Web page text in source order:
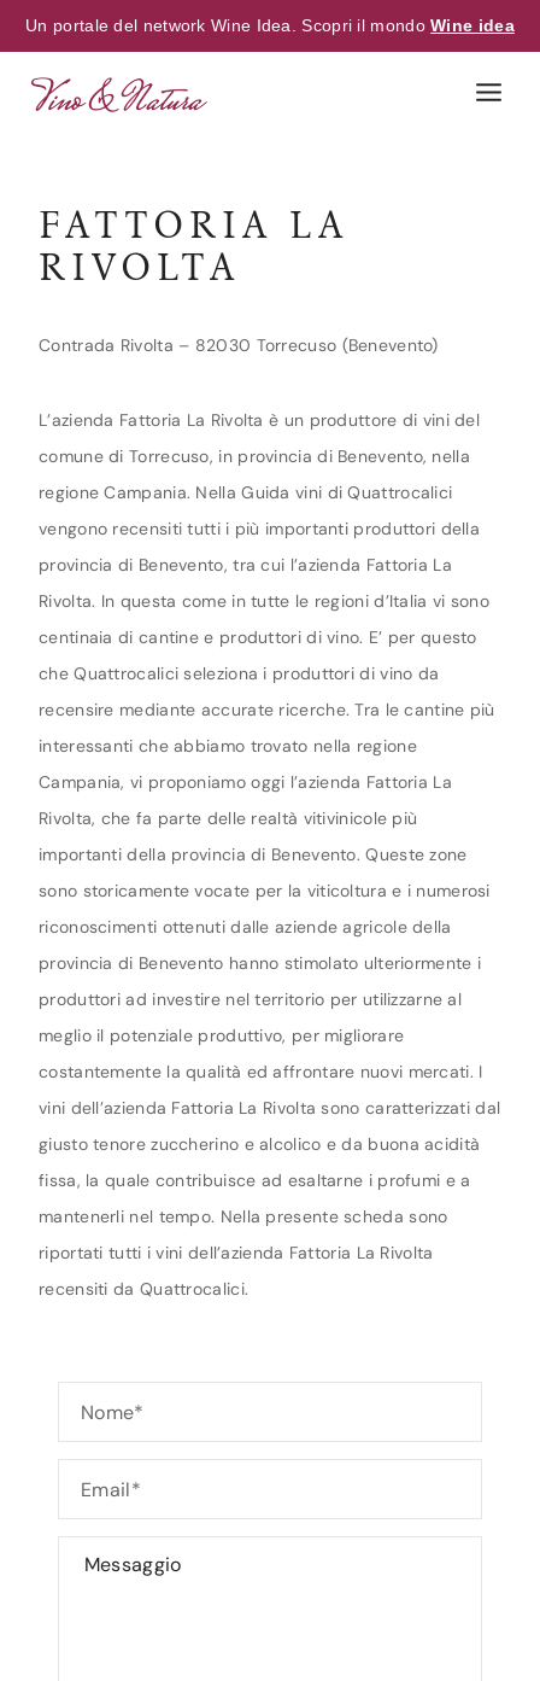
Un portale del network Wine Idea. Scopri il mondoWine idea
FATTORIA LA
RIVOLTA
Contrada Rivolta – 82030 Torrecuso (Benevento)
L’azienda Fattoria La Rivolta è un produttore di vini del
comune di Torrecuso, in provincia di Benevento, nella
regione Campania. Nella Guida vini di Quattrocalici
vengono recensiti tutti i più importanti produttori della
provincia di Benevento, tra cui l’azienda Fattoria La
Rivolta. In questa come in tutte le regioni d’Italia vi sono
centinaia di cantine e produttori di vino. E’ per questo
che Quattrocalici seleziona i produttori di vino da
recensire mediante accurate ricerche. Tra le cantine più
interessanti che abbiamo trovato nella regione
Campania, vi proponiamo oggi l’azienda Fattoria La
Rivolta, che fa parte delle realtà vitivinicole più
importanti della provincia di Benevento. Queste zone
sono storicamente vocate per la viticoltura e i numerosi
riconoscimenti ottenuti dalle aziende agricole della
provincia di Benevento hanno stimolato ulteriormente i
produttori ad investire nel territorio per utilizzarne al
meglio il potenziale produttivo, per migliorare
costantemente la qualità ed affrontare nuovi mercati. I
vini dell’azienda Fattoria La Rivolta sono caratterizzati dal
giusto tenore zuccherino e alcolico e da buona acidità
fissa, la quale contribuisce ad esaltarne i profumi e a
mantenerli nel tempo. Nella presente scheda sono
riportati tutti i vini dell’azienda Fattoria La Rivolta
recensiti da Quattrocalici.